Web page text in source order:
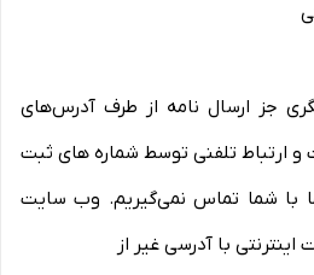
جز ارسال نامه از طرف آدرس‏‌های
ارتباط تلفنی توسط شماره های ثبت
با شما تماس نمی‌‏گیریم. وب سایت
با آدرسی غیر از